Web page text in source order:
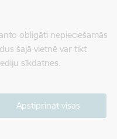
obligāti nepieciešamās
šajā vietnē var tikt
sīkdatnes.
Apstiprināt visas